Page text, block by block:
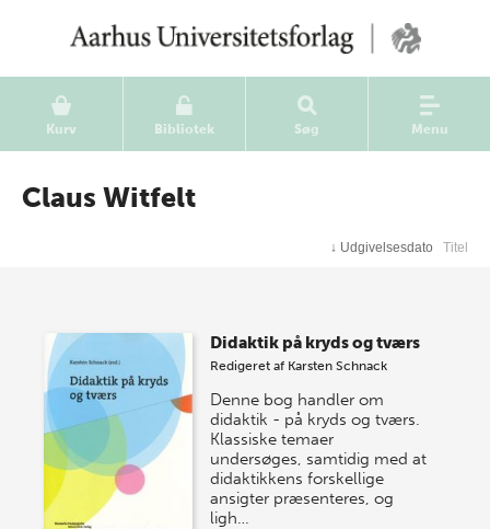
Kurv Bibliotek Søg Menu
Claus Witfelt
↓ Udgivelsesdato Titel
Didaktik på kryds og tværs
Redigeret af Karsten Schnack
Denne bog handler om
didaktik - på kryds og tværs.
Klassiske temaer
undersøges, samtidig med at
didaktikkens forskellige
ansigter præsenteres, og
ligh…